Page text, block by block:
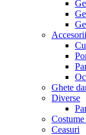
Ghete
Diverse
Ceasuri